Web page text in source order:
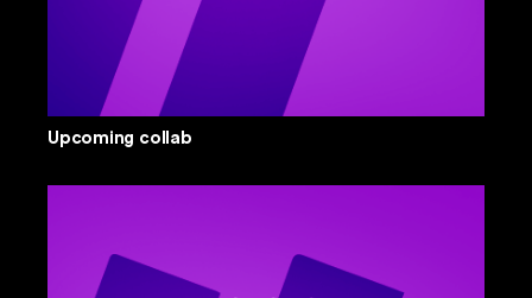
Upcoming collab